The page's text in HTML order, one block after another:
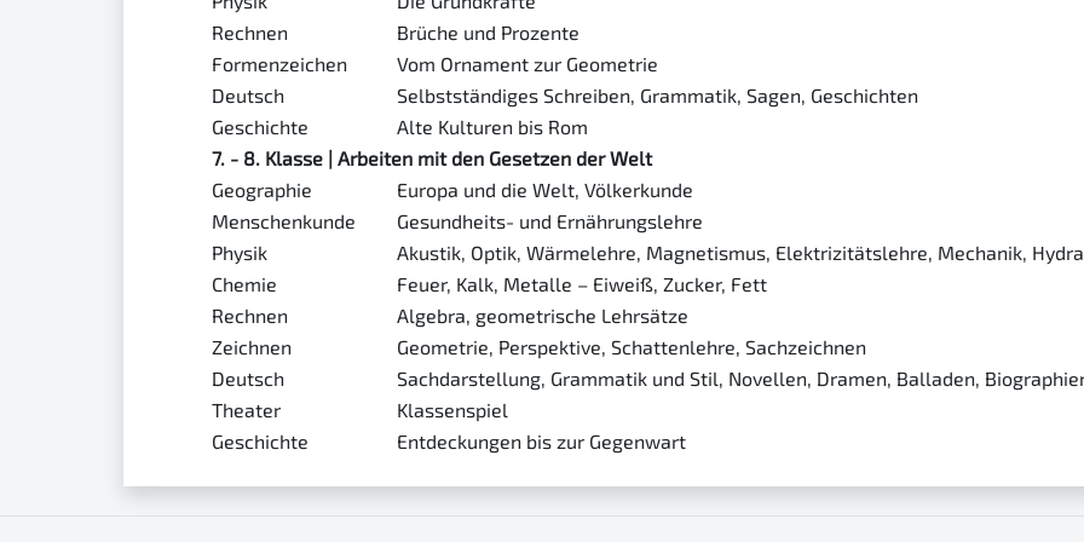
Rechnen
Brüche und Prozente
Formenzeichen
Vom Ornament zur Geometrie
Deutsch
Selbstständiges Schreiben, Grammatik, Sagen, Geschichten
Geschichte
Alte Kulturen bis Rom
7. - 8. Klasse | Arbeiten mit den Gesetzen der Welt
Geographie
Europa und die Welt, Völkerkunde
Menschenkunde
Gesundheits- und Ernährungslehre
Physik
Akustik, Optik, Wärmelehre, Magnetismus, Elektrizitätslehre, Mechanik,
Chemie
Feuer, Kalk, Metalle – Eiweiß, Zucker, Fett
Rechnen
Algebra, geometrische Lehrsätze
Zeichnen
Geometrie, Perspektive, Schattenlehre, Sachzeichnen
Deutsch
Sachdarstellung, Grammatik und Stil, Novellen, Dramen, Balladen,
Theater
Klassenspiel
Geschichte
Entdeckungen bis zur Gegenwart